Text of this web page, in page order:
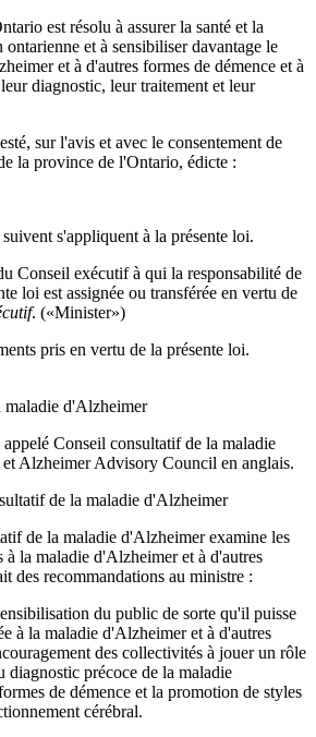
est résolu à assurer la santé et la
et à sensibiliser davantage le
et à d'autres formes de démence et à
diagnostic, leur traitement et leur
sur l'avis et avec le consentement de
la province de l'Ontario, édicte :
s'appliquent à la présente loi.
Conseil exécutif à qui la responsabilité de
loi est assignée ou transférée en vertu de
. («Minister»)
pris en vertu de la présente loi.
maladie d'Alzheimer
Conseil consultatif de la maladie
Alzheimer Advisory Council en anglais.
de la maladie d'Alzheimer
de la maladie d'Alzheimer examine les
à la maladie d'Alzheimer et à d'autres
des recommandations au ministre :
du public de sorte qu'il puisse
à la maladie d'Alzheimer et à d'autres
des collectivités à jouer un rôle
précoce de la maladie
de démence et la promotion de styles
cérébral.